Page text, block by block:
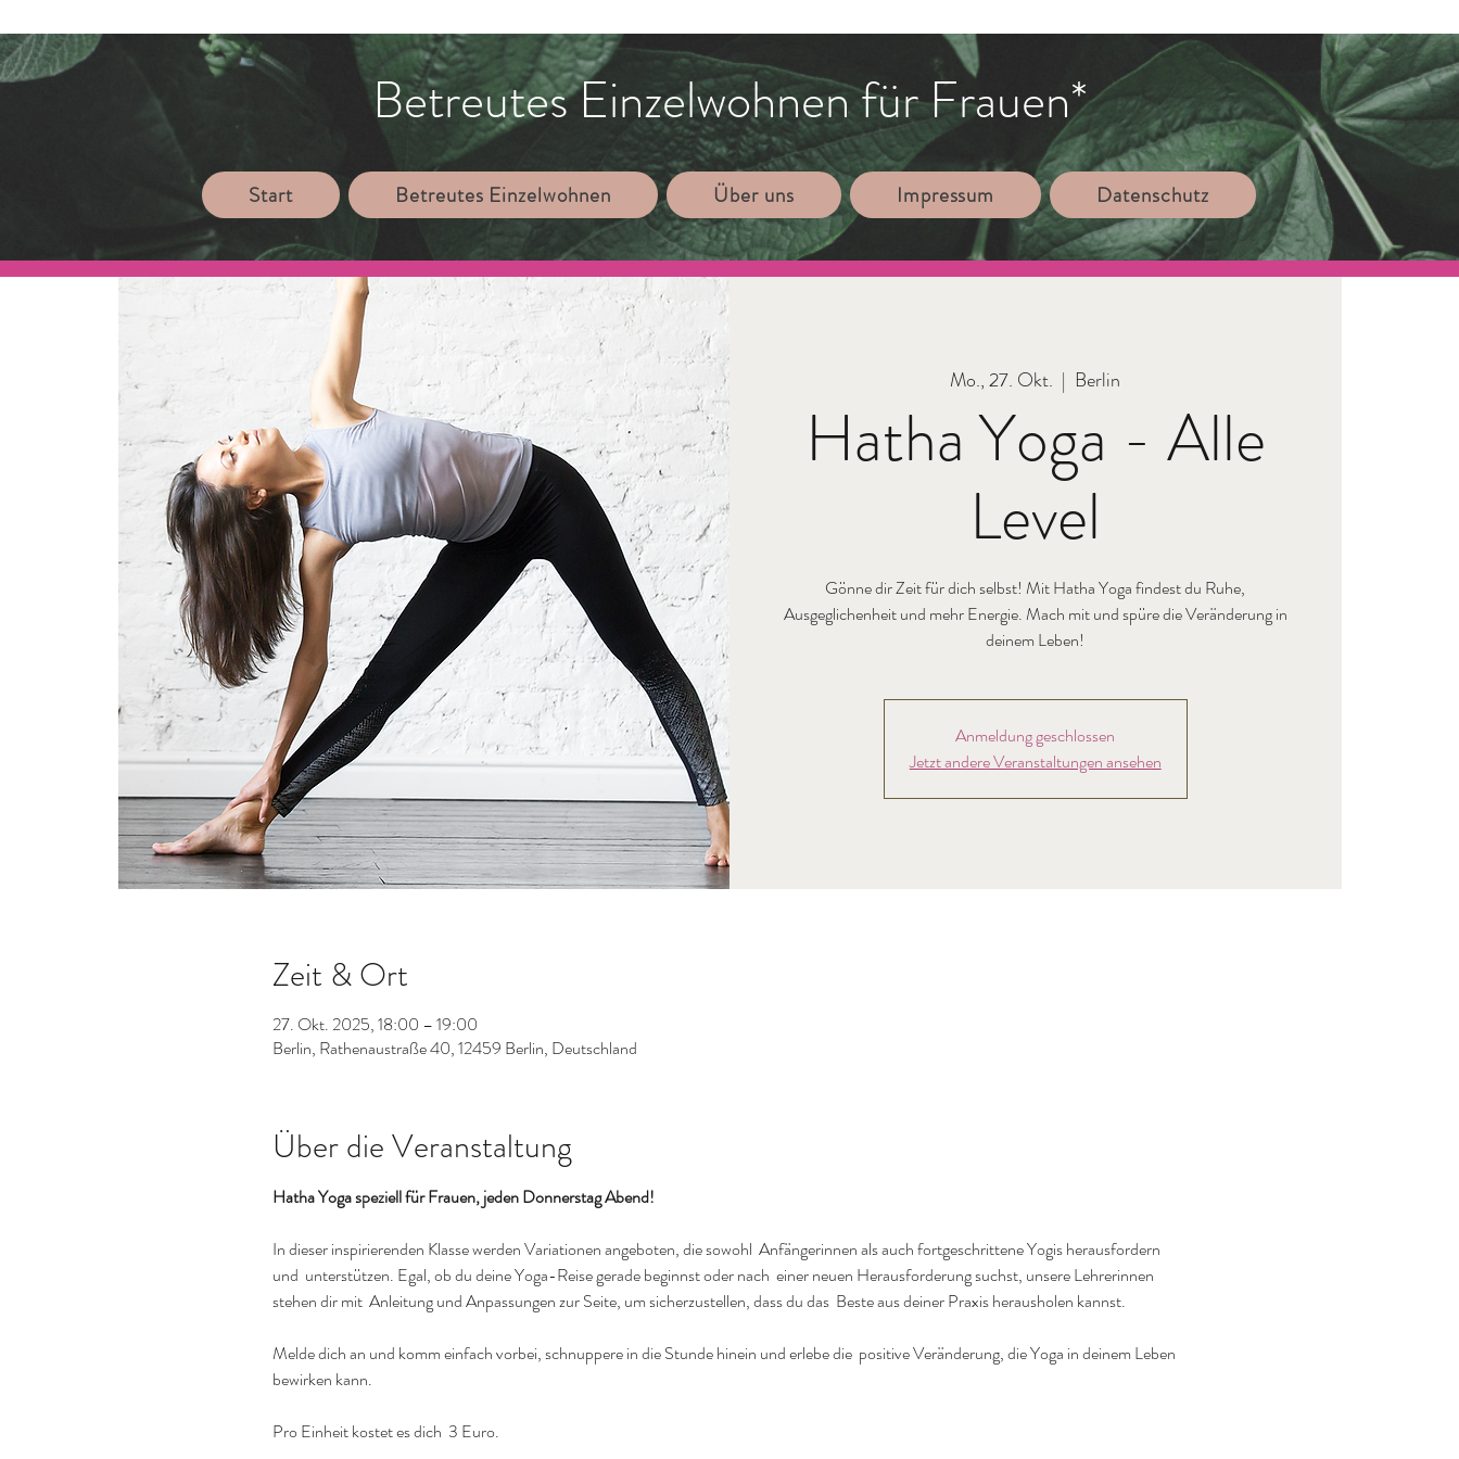
Betreutes Einzelwohnen für Frauen*
Start Betreutes Einzelwohnen Über uns Impressum Datenschutz
Mo., 27. Okt.
  |
Berlin
Hatha Yoga - Alle
Level
Gönne dir Zeit für dich selbst! Mit Hatha Yoga findest du Ruhe,
Ausgeglichenheit und mehr Energie. Mach mit und spüre die Veränderung in
deinem Leben!
Anmeldung geschlossen
Jetzt andere Veranstaltungen ansehen
Zeit & Ort
27. Okt. 2025, 18:00 – 19:00
Berlin, Rathenaustraße 40, 12459 Berlin, Deutschland
Über die Veranstaltung
Hatha Yoga speziell für Frauen, jeden Donnerstag Abend!
In dieser inspirierenden Klasse werden Variationen angeboten, die sowohl  Anfängerinnen als auch fortgeschrittene Yogis herausfordern
und  unterstützen. Egal, ob du deine Yoga-Reise gerade beginnst oder nach  einer neuen Herausforderung suchst, unsere Lehrerinnen
stehen dir mit  Anleitung und Anpassungen zur Seite, um sicherzustellen, dass du das  Beste aus deiner Praxis herausholen kannst.
Melde dich an und komm einfach vorbei, schnuppere in die Stunde hinein und erlebe die  positive Veränderung, die Yoga in deinem Leben
bewirken kann.
Pro Einheit kostet es dich  3 Euro.